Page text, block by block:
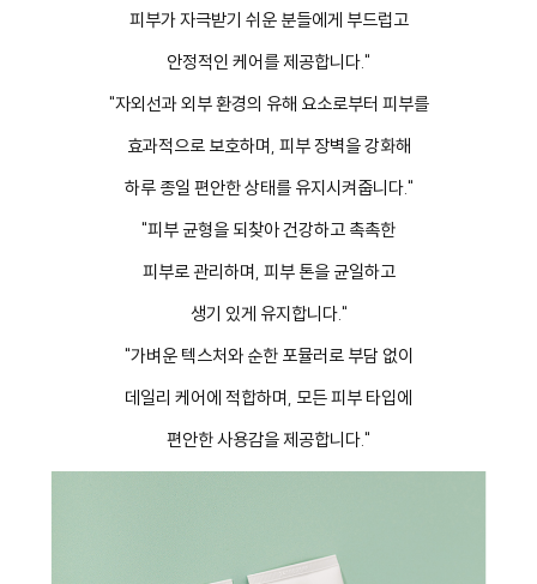
피부가 자극받기 쉬운 분들에게 부드럽고
안정적인 케어를 제공합니다."
"자외선과 외부 환경의 유해 요소로부터 피부를
효과적으로 보호하며, 피부 장벽을 강화해
하루 종일 편안한 상태를 유지시켜줍니다."
"피부 균형을 되찾아 건강하고 촉촉한
피부로 관리하며, 피부 톤을 균일하고
생기 있게 유지합니다."
"가벼운 텍스처와 순한 포뮬러로 부담 없이
데일리 케어에 적합하며, 모든 피부 타입에
편안한 사용감을 제공합니다."